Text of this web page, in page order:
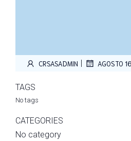
CRSASADMIN AGOSTO 16
TAGS
No tags
CATEGORIES
No category